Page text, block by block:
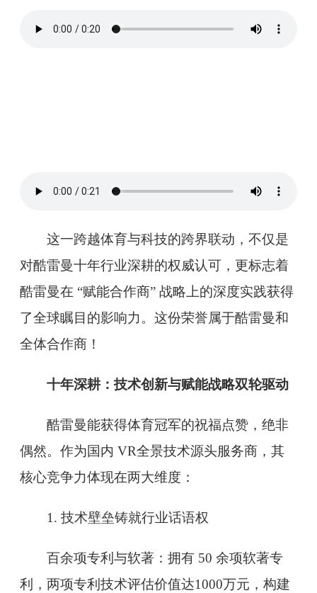
这一跨越体育与科技的跨界联动，不仅是
对酷雷曼十年行业深耕的权威认可，更标志着
酷雷曼在 “赋能合作商” 战略上的深度实践获得
了全球瞩目的影响力。这份荣誉属于酷雷曼和
全体合作商！
十年深耕：技术创新与赋能战略双轮驱动
酷雷曼能获得体育冠军的祝福点赞，绝非
偶然。作为国内 VR全景技术源头服务商，其
核心竞争力体现在两大维度：
1. 技术壁垒铸就行业话语权
百余项专利与软著：拥有 50 余项软著专
利，两项专利技术评估价值达1000万元，构建